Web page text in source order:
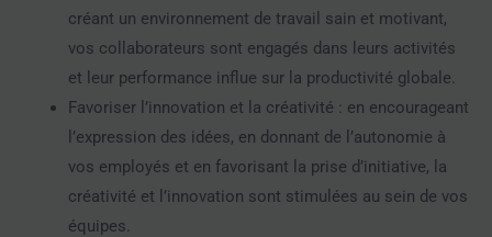
créant un environnement de travail sain et motivant,
vos collaborateurs sont engagés dans leurs activités
et leur performance influe sur la productivité globale.
Favoriser l’innovation et la créativité : en encourageant
l’expression des idées, en donnant de l’autonomie à
vos employés et en favorisant la prise d’initiative, la
créativité et l’innovation sont stimulées au sein de vos
équipes.